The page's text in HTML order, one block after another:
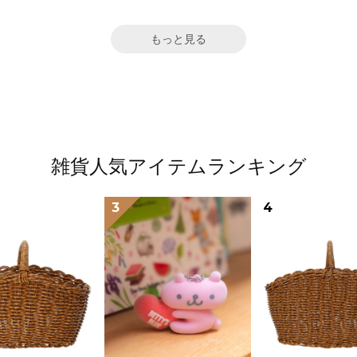
もっと見る
雑貨人気アイテムランキング
3 4